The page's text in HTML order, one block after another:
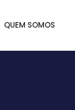
QUEM SOMOS